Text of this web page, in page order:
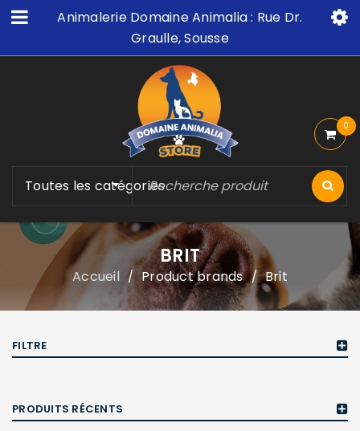
Animalerie Domaine Animalia : Rue Dr.
Graulle, Sousse
Toutes les catégories
0
BRIT
Accueil / Product brands / Brit
FILTRE
PRODUITS RÉCENTS